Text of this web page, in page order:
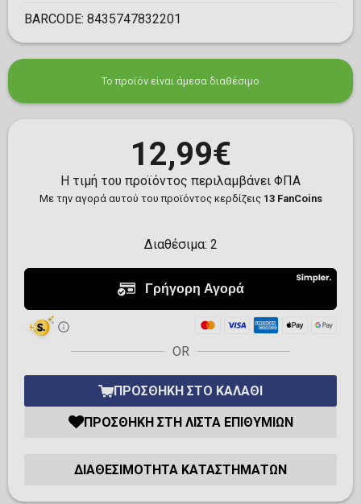
BARCODE: 8435747832201
Το προϊόν είναι άμεσα διαθέσιμο
12,99€
Η τιμή του προϊόντος περιλαμβάνει ΦΠΑ
Με την αγορά αυτού του προϊόντος κερδίζεις 13 FanCoins
Διαθέσιμα: 2
OR
ΠΡΟΣΘΉΚΗ ΣΤΟ ΚΑΛΆΘΙ
ΠΡΟΣΘΉΚΗ ΣΤΗ ΛΊΣΤΑ ΕΠΙΘΥΜΙΏΝ
ΔΙΑΘΕΣΙΜΌΤΗΤΑ ΚΑΤΑΣΤΗΜΆΤΩΝ